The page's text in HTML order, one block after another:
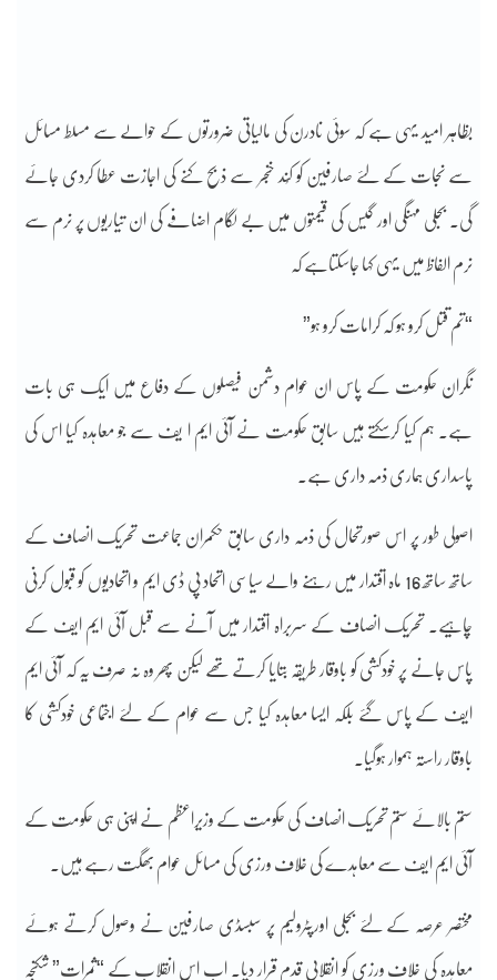
بظاہر امید یہی ہے کہ سوئی نادرن کی مالیاتی ضرورتوں کے حوالے سے مسلط مسائل
سے نجات کے لئے صارفین کو کُند خنجر سے ذبح کنے کی اجازت عطا کردی جائے
گی۔ بجلی مہنگی اور گیس کی قیمتوں میں بے لگام اضافے کی ان تیاریوں پر نرم سے
نرم الفاظ میں یہی کہا جاسکتاہے کہ
“تم قتل کرو ہو کہ کرامات کرو ہو”
نگران حکومت کے پاس ان عوام دشمن فیصلوں کے دفاع میں ایک ہی بات
ہے۔ ہم کیا کرسکتے ہیں سابق حکومت نے آئی ایم ا یف سے جو معاہدہ کیا اس کی
پاسداری ہماری ذمہ داری ہے۔
اصولی طور پر اس صورتحال کی ذمہ داری سابق حکمران جماعت تحریک انصاف کے
ساتھ ساتھ 16 ماہ اقتدار میں رہنے والے سیاسی اتحاد پی ڈی ایم و اتحادیوں کو قبول کرنی
چاہیے۔ تحریک انصاف کے سربراہ اقتدار میں آنے سے قبل آئی ایم ایف کے
پاس جانے پر خودکشی کو باوقار طریقہ بتایا کرتے تھے لیکن پھر وہ نہ صرف یہ کہ آئی ایم
ایف کے پاس گئے بلکہ ایسا معاہدہ کیا جس سے عوام کے لئے اجتماعی خودکشی کا
باوقار راستہ ہموار ہوگیا۔
ستم بالائے ستم تحریک انصاف کی حکومت کے وزیراعظم نے اپنی ہی حکومت کے
آئی ایم ایف سے معاہدے کی خلاف ورزی کی مسائل عوام بھگت رہے ہیں۔
مختصر عرصہ کے لئے بجلی اورپٹرولیم پر سبسڈی صارفین نے وصول کرتے ہوئے
معاہدہ کی خلاف ورزی کو انقلابی قدم قرار دیا۔ اب اس انقلاب کے “ثمرات” شکنجہ